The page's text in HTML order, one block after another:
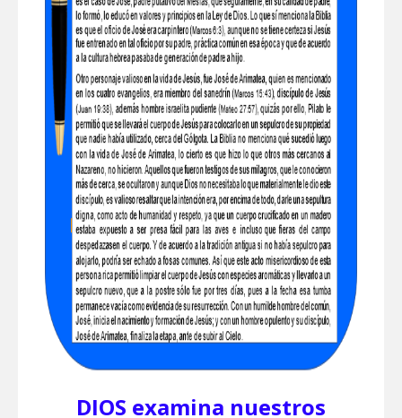
DIOS examina nuestros